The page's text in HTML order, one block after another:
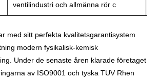
ventilindustri och allmänna rör c
med sitt perfekta kvalitetsgarantisystem
modern fysikalisk-kemisk
Under de senaste åren klarade företaget
av ISO9001 och tyska TUV Rhen